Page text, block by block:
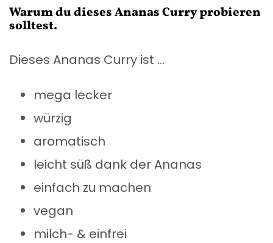
Warum du dieses Ananas Curry probieren
solltest.
Dieses Ananas Curry ist …
mega lecker
würzig
aromatisch
leicht süß dank der Ananas
einfach zu machen
vegan
milch- & einfrei